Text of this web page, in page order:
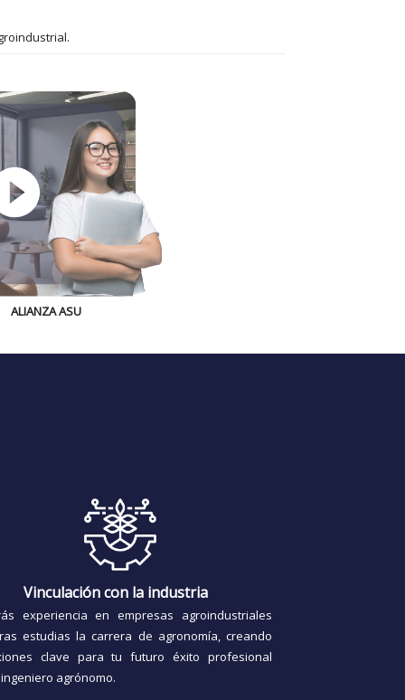
ALIANZA ASU
Vinculación con la industria
experiencia en empresas agroindustriales
estudias la carrera de agronomía, creando
clave para tu futuro éxito profesional
agrónomo.